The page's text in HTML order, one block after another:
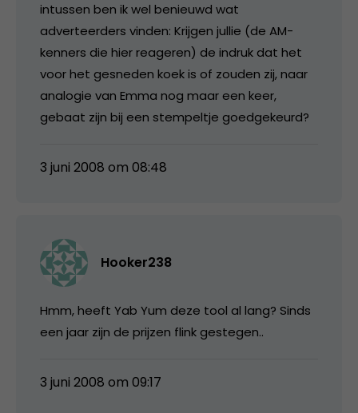
intussen ben ik wel benieuwd wat
adverteerders vinden: Krijgen jullie (de AM-
kenners die hier reageren) de indruk dat het
voor het gesneden koek is of zouden zij, naar
analogie van Emma nog maar een keer,
gebaat zijn bij een stempeltje goedgekeurd?
3 juni 2008 om 08:48
Hooker238
Hmm, heeft Yab Yum deze tool al lang? Sinds
een jaar zijn de prijzen flink gestegen..
3 juni 2008 om 09:17